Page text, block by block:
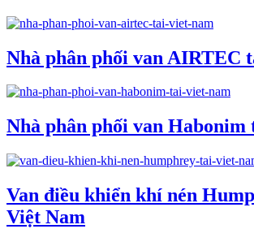
Nhà phân phối van AIRTEC
Nhà phân phối van Habonim
Van điều khiển khí nén
Việt Nam